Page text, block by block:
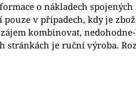
o nákladech
v případech, kdy je
kombinovat,
stránkách je ruční výroba.